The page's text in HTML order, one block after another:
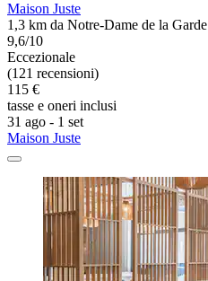
Maison Juste
1,3 km da Notre-Dame de la Garde
9,6/10
Eccezionale
(121 recensioni)
115 €
tasse e oneri inclusi
31 ago - 1 set
Maison Juste